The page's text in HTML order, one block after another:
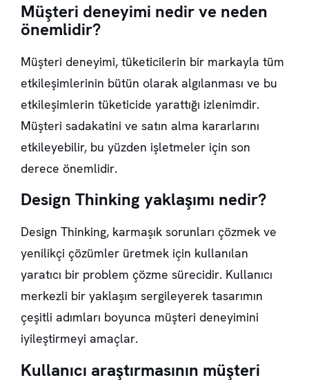
Müşteri deneyimi nedir ve neden
önemlidir?
Müşteri deneyimi, tüketicilerin bir markayla tüm
etkileşimlerinin bütün olarak algılanması ve bu
etkileşimlerin tüketicide yarattığı izlenimdir.
Müşteri sadakatini ve satın alma kararlarını
etkileyebilir, bu yüzden işletmeler için son
derece önemlidir.
Design Thinking yaklaşımı nedir?
Design Thinking, karmaşık sorunları çözmek ve
yenilikçi çözümler üretmek için kullanılan
yaratıcı bir problem çözme sürecidir. Kullanıcı
merkezli bir yaklaşım sergileyerek tasarımın
çeşitli adımları boyunca müşteri deneyimini
iyileştirmeyi amaçlar.
Kullanıcı araştırmasının müşteri